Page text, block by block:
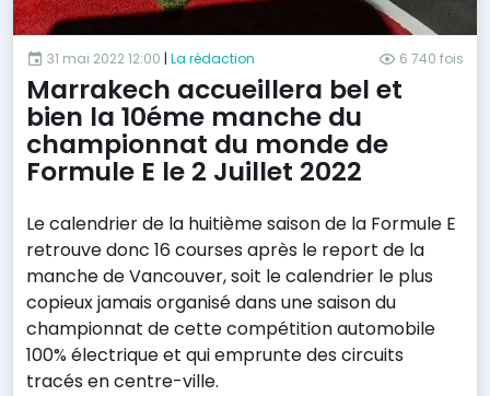
31 mai 2022 12:00 | La rédaction 6 740 fois
Marrakech accueillera bel et
bien la 10éme manche du
championnat du monde de
Formule E le 2 Juillet 2022
Le calendrier de la huitième saison de la Formule E
retrouve donc 16 courses après le report de la
manche de Vancouver, soit le calendrier le plus
copieux jamais organisé dans une saison du
championnat de cette compétition automobile
100% électrique et qui emprunte des circuits
tracés en centre-ville.